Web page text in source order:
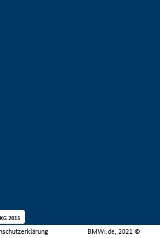
BMWi.de, 2021 ©
2015